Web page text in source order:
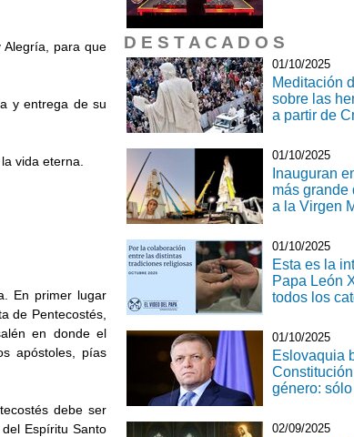
Alegría, para que
y entrega de su
vida eterna.
En primer lugar
de Pentecostés,
en donde el
apóstoles, pías
debe ser
Espíritu Santo
D E S T A C A D O S
01/10/2025
Meditación
sobre las
a partir de
01/10/2025
Inauguran
más grande
a la Virgen
01/10/2025
Esta es la
Papa León
todos los
01/10/2025
Eslovaquia
género:
02/09/2025